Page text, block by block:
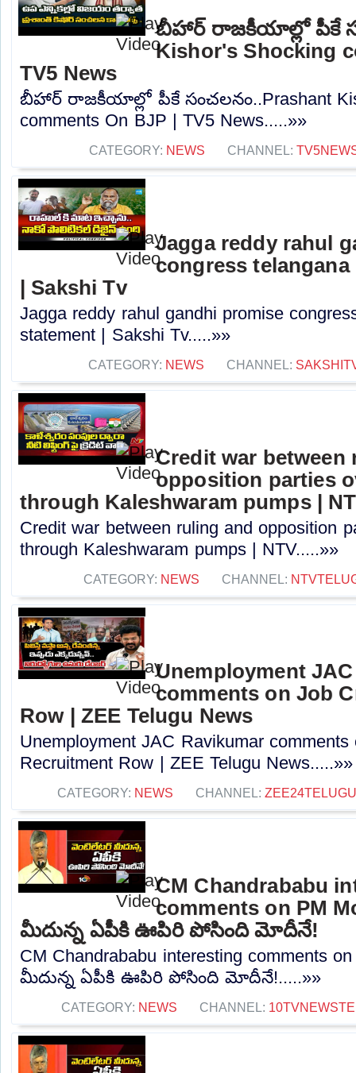
బీహార్ రాజకీయాల్లో పీకే
Kishor's Shocking
TV5 News
బీహార్ రాజకీయాల్లో పీకే సంచలనం..Prashant
comments On BJP | TV5 News.....»»
CATEGORY: NEWS CHANNEL:
Jagga reddy rahul
congress
| Sakshi Tv
Jagga reddy rahul gandhi promise
statement | Sakshi Tv.....»»
CATEGORY: NEWS CHANNEL:
Credit war between
opposition parties
through Kaleshwaram pumps |
Credit war between ruling and opposition
through Kaleshwaram pumps | NTV.....»»
CATEGORY: NEWS CHANNEL:
Unemployment
comments on Job
Row | ZEE Telugu News
Unemployment JAC Ravikumar
Recruitment Row | ZEE Telugu News.....»»
CATEGORY: NEWS CHANNEL:
CM Chandrababu
comments on PM
మీదున్న ఏపీకి ఊపిరి పోసింది మోదీనే!
CM Chandrababu interesting comments
మీదున్న ఏపీకి ఊపిరి పోసింది మోదీనే!.....»»
CATEGORY: NEWS CHANNEL: